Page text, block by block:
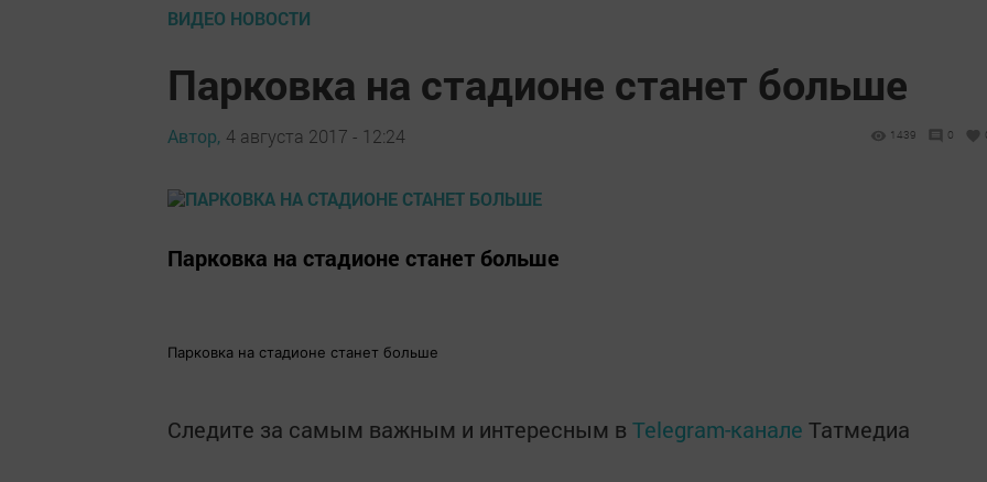
ВИДЕО НОВОСТИ
Парковка на стадионе станет больше
Автор, 4 августа 2017 - 12:24 1439 0
Парковка на стадионе станет больше
Парковка на стадионе станет больше
Следите за самым важным и интересным в Telegram-канале Татмедиа